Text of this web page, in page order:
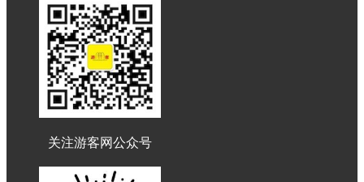
关注游客网公众号